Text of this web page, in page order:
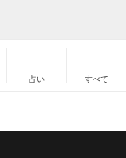
占い すべて